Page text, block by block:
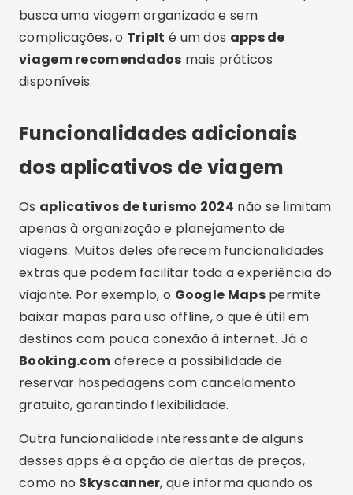
busca uma viagem organizada e sem
complicações, o TripIt é um dos apps de
viagem recomendados mais práticos
disponíveis.
Funcionalidades adicionais
dos aplicativos de viagem
Os aplicativos de turismo 2024 não se limitam
apenas à organização e planejamento de
viagens. Muitos deles oferecem funcionalidades
extras que podem facilitar toda a experiência do
viajante. Por exemplo, o Google Mapspermite
baixar mapas para uso offline, o que é útil em
destinos com pouca conexão à internet. Já o
Booking.com oferece a possibilidade de
reservar hospedagens com cancelamento
gratuito, garantindo flexibilidade.
Outra funcionalidade interessante de alguns
desses apps é a opção de alertas de preços,
como no Skyscanner, que informa quando os